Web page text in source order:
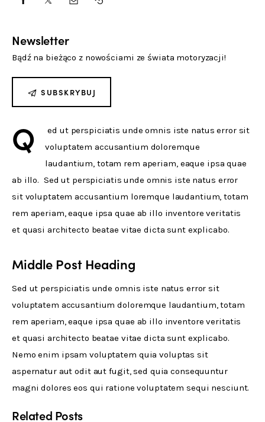
Newsletter
Bądź na bieżąco z nowościami ze świata motoryzacji!
SUBSKRYBUJ
Q
ed ut perspiciatis unde omnis iste natus error sit
voluptatem accusantium doloremque
laudantium, totam rem aperiam, eaque ipsa quae
ab illo.  Sed ut perspiciatis unde omnis iste natus error
sit voluptatem accusantium loremque laudantium, totam
rem aperiam, eaque ipsa quae ab illo inventore veritatis
et quasi architecto beatae vitae dicta sunt explicabo.
Middle Post Heading
Sed ut perspiciatis unde omnis iste natus error sit
voluptatem accusantium doloremque laudantium, totam
rem aperiam, eaque ipsa quae ab illo inventore veritatis
et quasi architecto beatae vitae dicta sunt explicabo.
Nemo enim ipsam voluptatem quia voluptas sit
aspernatur aut odit aut fugit, sed quia consequuntur
magni dolores eos qui ratione voluptatem sequi nesciunt.
Related Posts